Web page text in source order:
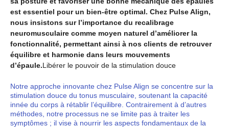
est essentiel pour un bien-être optimal. Chez Pulse Align,
nous insistons sur l’importance du recalibrage
neuromusculaire comme moyen naturel d’améliorer la
fonctionnalité, permettant ainsi à nos clients de retrouver
équilibre et harmonie dans leurs mouvements
d’épaule.Libérer le pouvoir de la stimulation douce
Notre approche innovante chez Pulse Align se concentre sur la
stimulation douce du tonus musculaire, soutenant la capacité
innée du corps à rétablir l’équilibre. Contrairement à d’autres
méthodes, notre processus ne se limite pas à traiter les
symptômes ; il vise à nourrir les aspects fondamentaux de la